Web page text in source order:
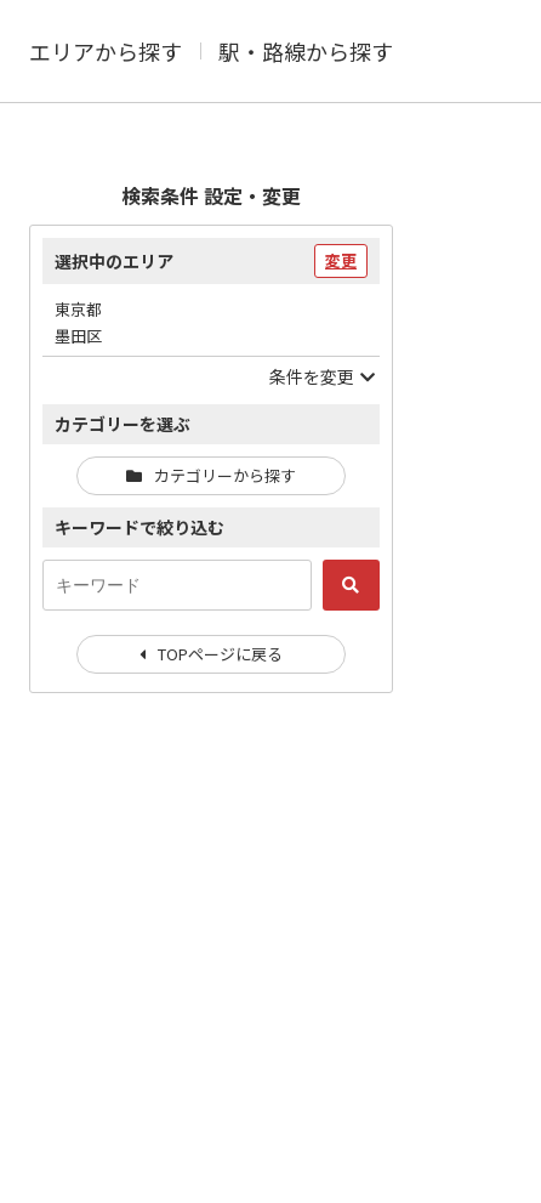
エリアから探す 駅・路線から探す
検索条件 設定・変更
選択中のエリア 変更
東京都
墨田区
条件を変更
カテゴリーを選ぶ
カテゴリーから探す
キーワードで絞り込む
TOPページに戻る